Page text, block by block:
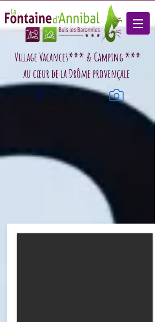
Village Vacances*** & Camping ***
au cœur de la Drôme provençale